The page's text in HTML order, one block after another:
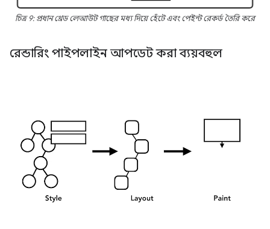
চিত্র 9: প্রধান থ্রেড লেআউট গাছের মধ্য দিয়ে হেঁটে এবং পেইন্ট রেকর্ড তৈরি করে
রেন্ডারিং পাইপলাইন আপডেট করা ব্যয়বহুল